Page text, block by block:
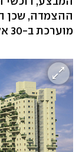
ההצמדה, שכן
מוערכת ב-30 אלף שקל.